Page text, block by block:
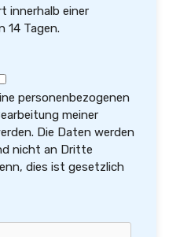
innerhalb einer
14 Tagen.
personenbezogenen
meiner
Die Daten werden
nicht an Dritte
dies ist gesetzlich